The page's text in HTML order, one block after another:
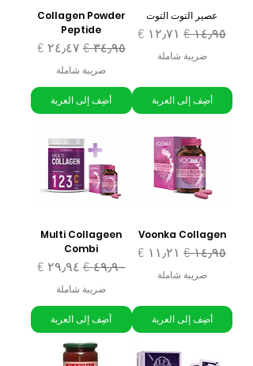
عصير التوت التوت
سعر عادي‏١٤٫٩٥ € سعر البيع
ضريبة شاملة
أضِف إلى العربة
Collagen Powder
Peptide
سعر عادي‏٣٤٫٩٥ € سعر البيع
ضريبة شاملة
أضِف إلى العربة
Voonka Collagen
سعر عادي‏١٤٫٩٥ € سعر البيع
ضريبة شاملة
أضِف إلى العربة
Multi Collageen
Combi
سعر عادي‏٤٩٫٩٠ € سعر البيع
ضريبة شاملة
أضِف إلى العربة